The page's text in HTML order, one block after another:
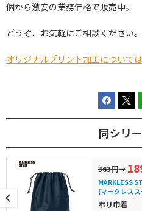
個から激安の業務価格で販売中。
どうぞ、お気軽にご相談ください。
オリジナルプリント加工について
同シリ
363円→
MARKLESS
(マークレス
ポリ巾着